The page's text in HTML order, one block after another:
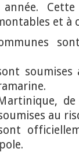
et à
au